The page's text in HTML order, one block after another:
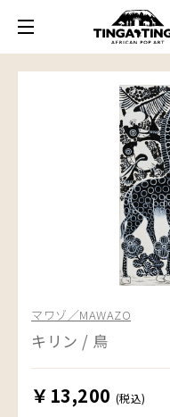
マワゾ／MAWAZO
キリン / 鳥
￥13,200 (税込)